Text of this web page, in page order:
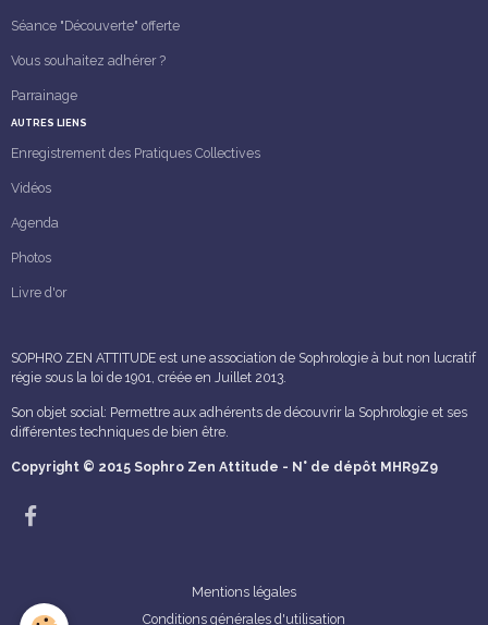
Séance "Découverte" offerte
Vous souhaitez adhérer ?
Parrainage
AUTRES LIENS
Enregistrement des Pratiques Collectives
Vidéos
Agenda
Photos
Livre d'or
SOPHRO ZEN ATTITUDE est une association de Sophrologie à but non lucratif
régie sous la loi de 1901, créée en Juillet 2013.
Son objet social: Permettre aux adhérents de découvrir la Sophrologie et ses
différentes techniques de bien être.
Copyright © 2015 Sophro Zen Attitude - N° de dépôt MHR9Z9
Mentions légales
Conditions générales d'utilisation